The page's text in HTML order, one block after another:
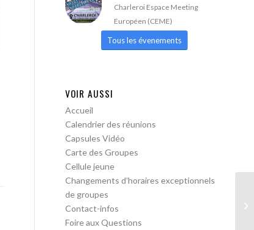
Charleroi Espace Meeting
Européen (CEME)
Tous les évenements
VOIR AUSSI
Accueil
Calendrier des réunions
Capsules Vidéo
Carte des Groupes
Cellule jeune
Changements d’horaires exceptionnels
de groupes
Contact-infos
Foire aux Questions